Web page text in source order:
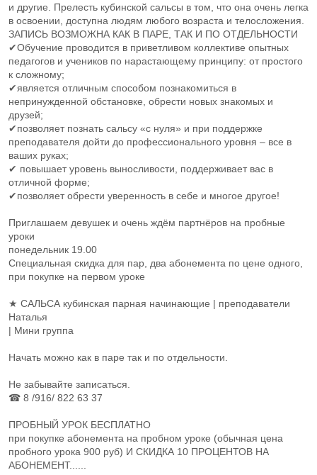
и другие. Прелесть кубинской сальсы в том, что она очень легка
в освоении, доступна людям любого возраста и телосложения.
ЗАПИСЬ ВОЗМОЖНА КАК В ПАРЕ, ТАК И ПО ОТДЕЛЬНОСТИ
✔Обучение проводится в приветливом коллективе опытных
педагогов и учеников по нарастающему принципу: от простого
к сложному;
✔является отличным способом познакомиться в
непринужденной обстановке, обрести новых знакомых и
друзей;
✔позволяет познать сальсу «с нуля» и при поддержке
преподавателя дойти до профессионального уровня – все в
ваших руках;
✔ повышает уровень выносливости, поддерживает вас в
отличной форме;
✔позволяет обрести уверенность в себе и многое другое!
Приглашаем девушек и очень ждём партнёров на пробные
уроки
понедельник 19.00
Специальная скидка для пар, два абонемента по цене одного,
при покупке на первом уроке
★ САЛЬСА кубинская парная начинающие | преподаватели
Наталья
| Мини группа
Начать можно как в паре так и по отдельности.
Не забывайте записаться.
☎ 8 /916/ 822 63 37
ПРОБНЫЙ УРОК БЕСПЛАТНО
при покупке абонемента на пробном уроке (обычная цена
пробного урока 900 руб) И СКИДКА 10 ПРОЦЕНТОВ НА
АБОНЕМЕНТ......